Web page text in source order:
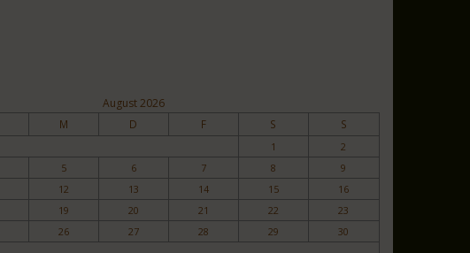
August 2026
M D F S S
1
2
5 6 7 8
9
12 13 14 15
16
19 20 21 22
23
26 27 28 29
30